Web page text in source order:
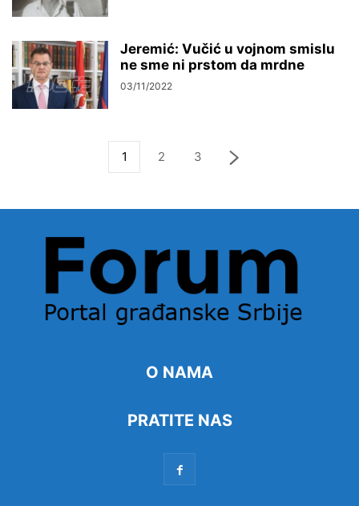
Jeremić: Vučić u vojnom smislu
ne sme ni prstom da mrdne
03/11/2022
1 2 3
O NAMA
PRATITE NAS